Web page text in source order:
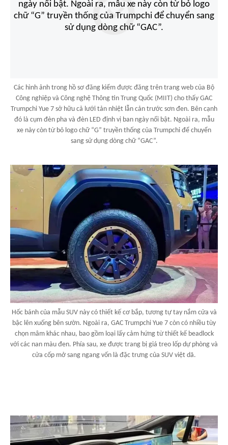
Các hình ảnh trong hồ sơ đăng kiểm được đăng trên trang web của Bộ
Công nghiệp và Công nghệ Thông tin Trung Quốc (MIIT) cho thấy GAC
Trumpchi Yue 7 sở hữu cả lưới tản nhiệt lẫn cản trước sơn đen. Bên cạnh
đó là cụm đèn pha và đèn LED định vị ban ngày nổi bật. Ngoài ra, mẫu
xe này còn từ bỏ logo chữ “G” truyền thống của Trumpchi để chuyển
sang sử dụng dòng chữ “GAC”.
Hốc bánh của mẫu SUV này có thiết kế cơ bắp, tương tự tay nắm cửa và
bậc lên xuống bên sườn. Ngoài ra, GAC Trumpchi Yue 7 còn có nhiều tùy
chọn mâm khác nhau, bao gồm loại lấy cảm hứng từ thiết kế beadlock
với các nan màu đen. Phía sau, xe được trang bị giá treo lốp dự phòng và
cửa cốp mở sang ngang vốn là đặc trưng của SUV việt dã.